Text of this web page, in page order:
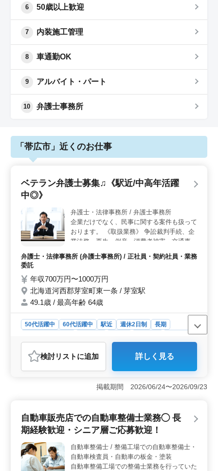
6 50歳以上歓迎
7 内装施工管理
8 車通勤OK
9 アルバイト・パート
10 弁護士事務所
「帯広市」近くのお仕事
ベテラン弁護士募集♫《駅近/中高年活躍
中◎》
弁護士・法律事務所 / 弁護士事務所
企業だけでなく、民事に関する案件も扱って
おります。 《取扱業務》 争訟裁判手続、企
業法務、再生・倒産、消費者被害、交通事故
最近では遺言書作成を含む高齢者に支援や学
校事故、強制執行などの案件も多く対応して
集しております。 ぜひご応募ください。
弁護士・法律事務所 (弁護士事務所) / 正社員・契約社員・業務
委託
年収700万円〜1000万円
北海道河西郡芽室町東一条 / 芽室駅
49.1歳 / 最高年齢 64歳
50代活躍中 60代活躍中 駅近 週休2日制
長期
業務委託
おすすめポイント
＜ベテラン弁護士募集！＞ 北海道河西郡芽室町東一条
にある弁護士事務所では、経験豊かな弁護士の方々を積
極的に募集しています。企業法務から一般民事まで幅広
生・倒産案件、消費者被害、交通事故など、多岐にわた
る案件を取り扱っています。また、最近では高齢者支援
一般民事を得意とする方々のご応募をお待ちしていま
す。 ＜駅近で中高年が活躍中＞ 芽室駅から近く、
アクセスも便利です。また、50代や60代の方々も活躍中
検討リスト に追加 詳しく見る
掲載期間 2026/06/24〜2026/09/23
自動車販売店での自動車整備士業務◯ 長
期経験歓迎・シニア層ご応募歓迎！
自動車整備士 / 整備工場での自動車整備士・
自動車検査員・自動車の板金・塗装
自動車整備工場での整備士業務を行っていた